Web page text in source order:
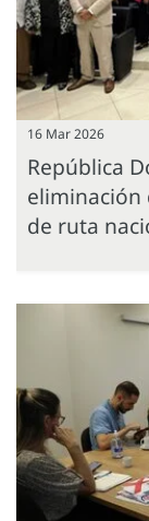
16 Mar 2026
República
eliminación
de ruta